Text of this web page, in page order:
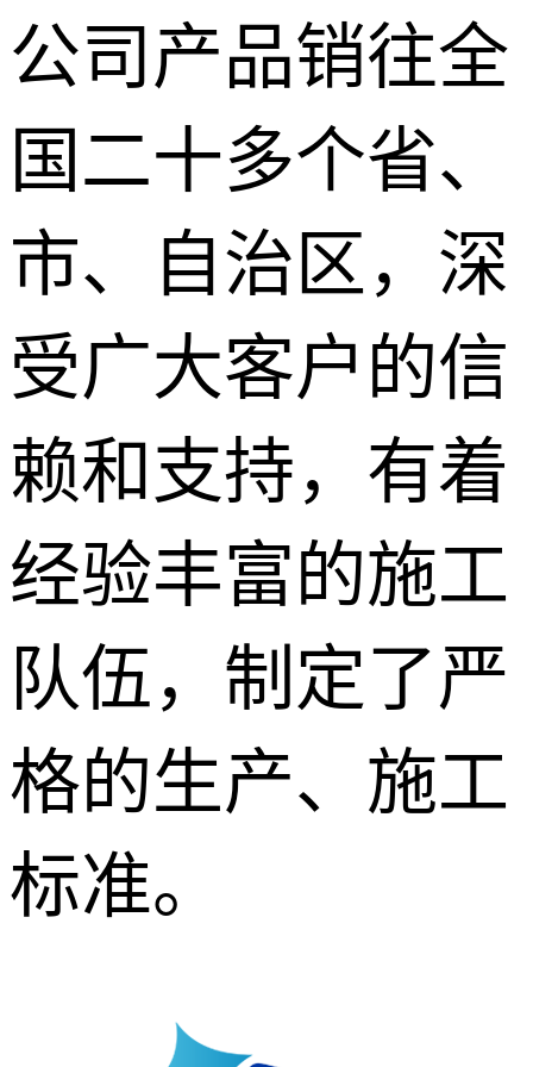
公司产品销往全
国二十多个省、
市、自治区，深
受广大客户的信
赖和支持，有着
经验丰富的施工
队伍，制定了严
格的生产、施工
标准。